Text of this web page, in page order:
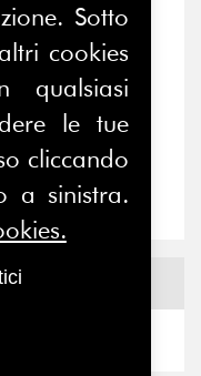
estiva,
Sotto
cookies
qualsiasi
le tue
cliccando
a sinistra.